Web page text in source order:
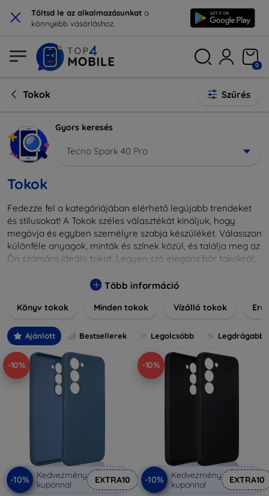
× Töltsd le az alkalmazásunkat a
könnyebb vásárláshoz.
0
Tokok Szűrés
Gyors keresés
Tecno Spark 40 Pro
Tokok
Fedezze fel a kategóriájában elérhető legújabb trendeket
és stílusokat! A Tokok széles választékát kínáljuk, hogy
megóvja és egyben személyre szabja készülékét. Válasszon
különféle anyagok, minták és színek közül, és találja meg az
Ön számára ideális tokot. Legyen szó elegáns bőr tokokról,
nálunk mindenki megtalálja a stílusához leginkább illő
különlegesebbé eszközeit a tökéletes tokkal!
Több információ
Könyv tokok Minden tokok Vízálló tokok
Ajánlott Bestsellerek Legolcsóbb Legdrágabb
-10%
-10%
Kedvezmény
kuponnal
EXTRA10
-10%
-10%
Kedvezmény
kuponnal
EXTRA10